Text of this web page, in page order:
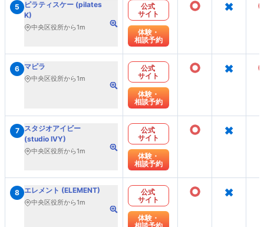
5
ピラティスケー (pilates
K)
中央区役所から1m
公式
サイト
体験・
相談予約
○ ×
6 マピラ
中央区役所から1m
公式
サイト
体験・
相談予約
○ ×
7
スタジオアイビー
(studio IVY)
中央区役所から1m
公式
サイト
体験・
相談予約
○ ×
8 エレメント (ELEMENT)
中央区役所から1m
公式
サイト
体験・
○ ×